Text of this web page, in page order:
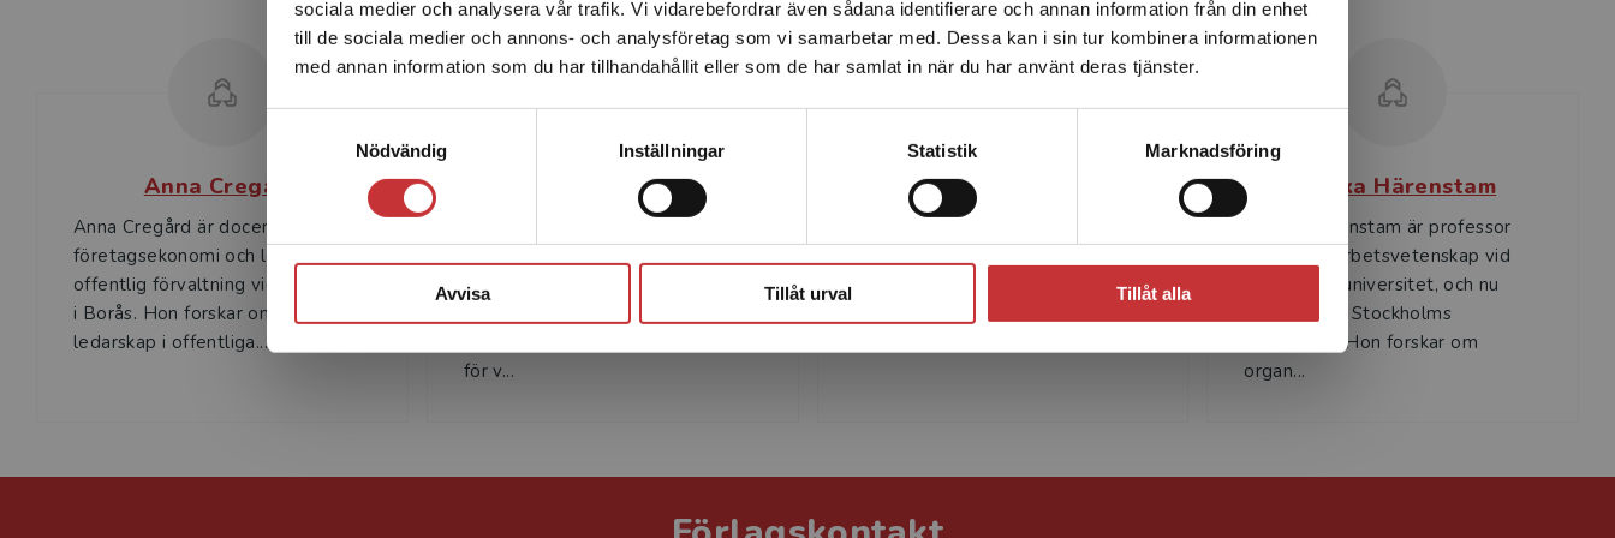
sociala medier och analysera vår trafik. Vi vidarebefordrar även sådana identifierare och annan information från din enhet
till de sociala medier och annons- och analysföretag som vi samarbetar med. Dessa kan i sin tur kombinera informationen
med annan information som du har tillhandahållit eller som de har samlat in när du har använt deras tjänster.
Nödvändig
Inställningar Statistik Marknadsföring
Avvisa Tillåt urval Tillåt alla
enhet utanför Sverige. Vi erbjuder inte leveranser utanför
Sverige. För att kunna slutföra ett köp måste
leveransadressen vara i Sverige.Läs mer
Anna Cregård
Anna Cregård är docent i
företagsekonomi och lektor i
offentlig förvaltning vid högskolan
i Borås. Hon forskar om chefer och
ledarskap i offentliga...
Tina Forsberg
Högskolan Dalarna. Hennes
för v...
Erik Berntson
Försvarshögskolan. Han forskar
Annika Härenstam
Annika Härenstam är professor
emeritus i arbetsvetenskap vid
Göteborgs universitet, och nu
verksam vid Stockholms
universitet. Hon forskar om
organ...